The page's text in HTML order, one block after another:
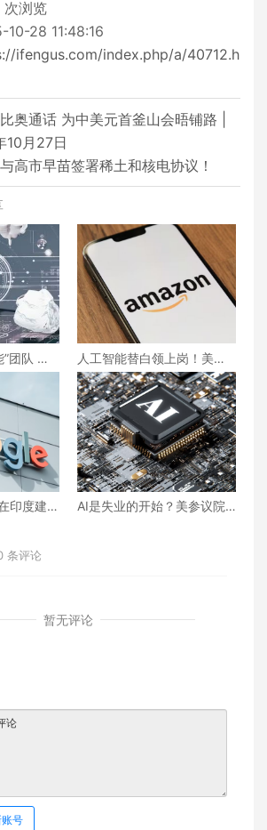
次浏览
10-28 11:48:16
ifengus.com/index.php/a/40712.h
奥通话 为中美元首釜山会晤铺路 |
10月27日
高市早苗签署稀土和核电协议！
团队 瞄
人工智能替白领上岗！美国
大厂将裁员3万人 掀起最大
规模裁员潮
印度建AI
AI是失业的开始？美参议院
条评论
暂无评论
号